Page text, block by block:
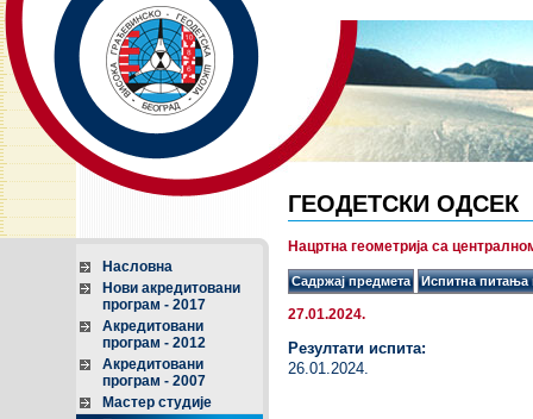
ГЕОДЕТСКИ ОДСЕК
Насловна
Нови акредитовани
програм - 2017
Акредитовани
програм - 2012
Акредитовани
програм - 2007
Мастер студије
Нацртна геометрија са
Садржај предмета Испитна питања
27.01.2024.
Резултати испита:
26.01.2024.